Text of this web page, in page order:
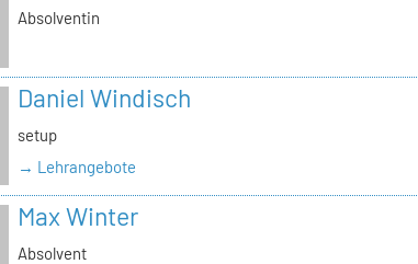
Absolventin
Daniel Windisch
setup
→ Lehrangebote
Max Winter
Absolvent